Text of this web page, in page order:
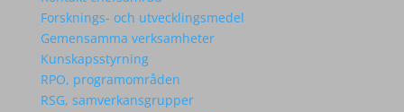
Forsknings- och utvecklingsmedel
Gemensamma verksamheter
Kunskapsstyrning
RPO, programområden
RSG, samverkansgrupper